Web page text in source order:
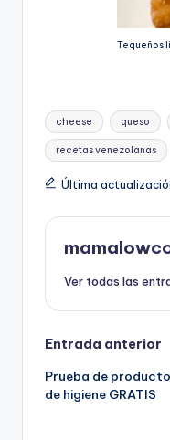
Tequeños
Etiquetas:
cheese queso
recetas venezolanas
Última
Ver todas las
de
Entrada anterior
Prueba de
de higiene GRATIS